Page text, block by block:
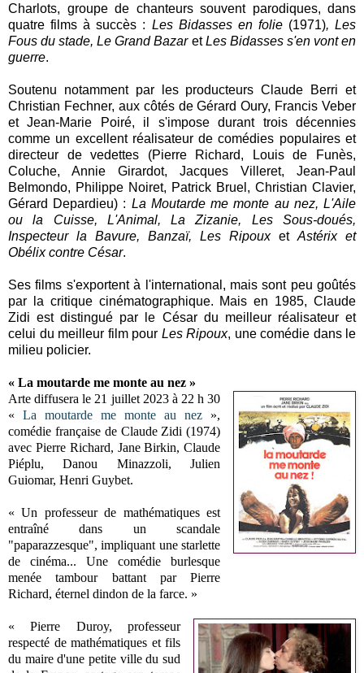
Charlots, groupe de chanteurs souvent parodiques, dans
quatre films à succès : Les Bidasses en folie (1971), Les
Fous du stade, Le Grand BazaretLes Bidasses s'en vont en
guerre.
Soutenu notamment par les producteurs Claude Berri et
Christian Fechner, aux côtés de Gérard Oury, Francis Veber
et Jean-Marie Poiré, il s'impose durant trois décennies
comme un excellent réalisateur de comédies populaires et
directeur de vedettes (Pierre Richard, Louis de Funès,
Coluche, Annie Girardot, Jacques Villeret, Jean-Paul
Belmondo, Philippe Noiret, Patrick Bruel, Christian Clavier,
Gérard Depardieu) : La Moutarde me monte au nez, L'Aile
ou la Cuisse, L'Animal, La Zizanie, Les Sous-doués,
Inspecteur la Bavure, Banzaï, Les Ripouxet Astérix et
Obélix contre César.
Ses films s'exportent à l'international, mais sont peu goûtés
par la critique cinématographique. Mais en 1985, Claude
Zidi est distingué par le César du meilleur réalisateur et
celui du meilleur film pour Les Ripoux, une comédie dans le
milieu policier.
« La moutarde me monte au nez »
Arte diffusera le 21 juillet 2023 à 22 h 30
«La moutarde me monte au nez »,
comédie française de Claude Zidi (1974)
avec Pierre Richard, Jane Birkin, Claude
Piéplu, Danou Minazzoli, Julien
Guiomar, Henri Guybet.
« Un professeur de mathématiques est
entraîné dans un scandale
"paparazzesque", impliquant une starlette
de cinéma... Une comédie burlesque
menée tambour battant par Pierre
Richard, éternel dindon de la farce. »
« Pierre Duroy, professeur
respecté de mathématiques et fils
du maire d'une petite ville du sud